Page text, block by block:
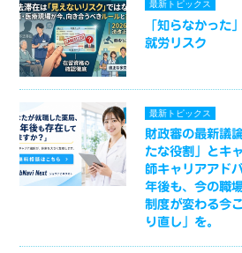
最新トピックス
「知らなかった
就労リスク
最新トピックス
財政審の最新議
たな役割」とキ
師キャリアアド
年後も、今の職
制度が変わる今
り直し」を。